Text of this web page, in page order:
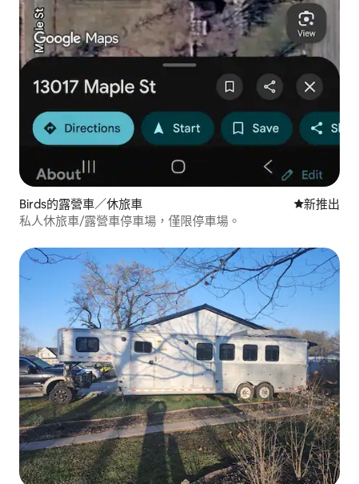
Birds的露營車／休旅車 新住處
新推出
私人休旅車/露營車停車場，僅限停車場。